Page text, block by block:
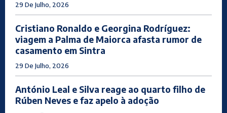
29 De Julho, 2026
Cristiano Ronaldo e Georgina Rodríguez:
viagem a Palma de Maiorca afasta rumor de
casamento em Sintra
29 De Julho, 2026
António Leal e Silva reage ao quarto filho de
Rúben Neves e faz apelo à adoção